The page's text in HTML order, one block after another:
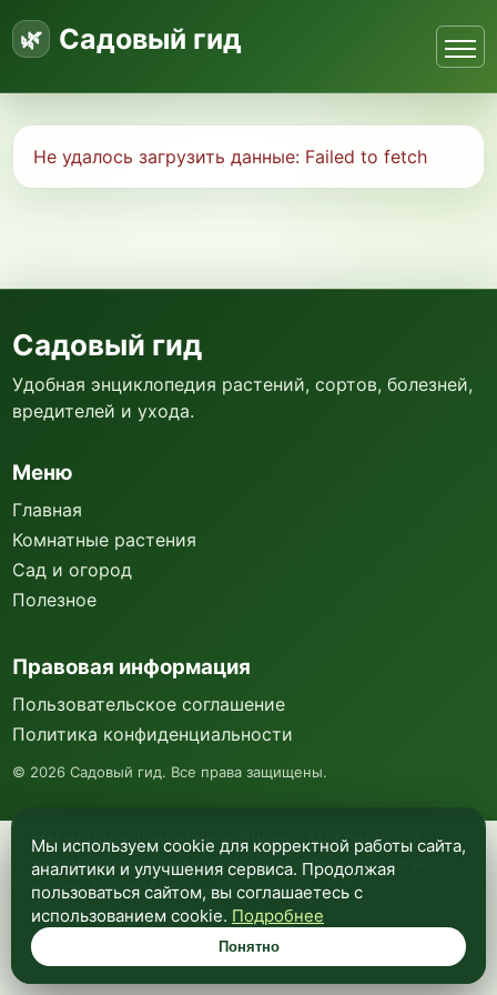
Садовый гид
Не удалось загрузить данные: Failed to fetch
Мы используем куки и Яндекс Метрику для
анализа посещаемости и улучшения работы
сайта. Подробнее —в политике
конфиденциальности.
Понятно
Садовый гид
Удобная энциклопедия растений, сортов, болезней,
вредителей и ухода.
Меню
Главная
Комнатные растения
Сад и огород
Полезное
Правовая информация
Пользовательское соглашение
Политика конфиденциальности
© 2026 Садовый гид. Все права защищены.
Мы используем cookie для корректной работы сайта,
аналитики и улучшения сервиса. Продолжая
пользоваться сайтом, вы соглашаетесь с
использованием cookie. Подробнее
Понятно